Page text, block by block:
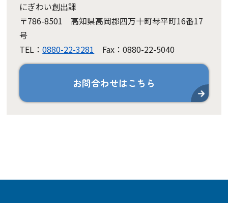
にぎわい創出課
〒786-8501 高知県高岡郡四万十町琴平町16番17
号
TEL：0880-22-3281 Fax：0880-22-5040
お問合わせはこちら